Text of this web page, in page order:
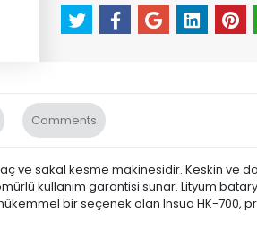
Comments
sakal kesme makinesidir. Keskin ve
kullanım garantisi sunar. Lityum
bir seçenek olan Insua HK-700,